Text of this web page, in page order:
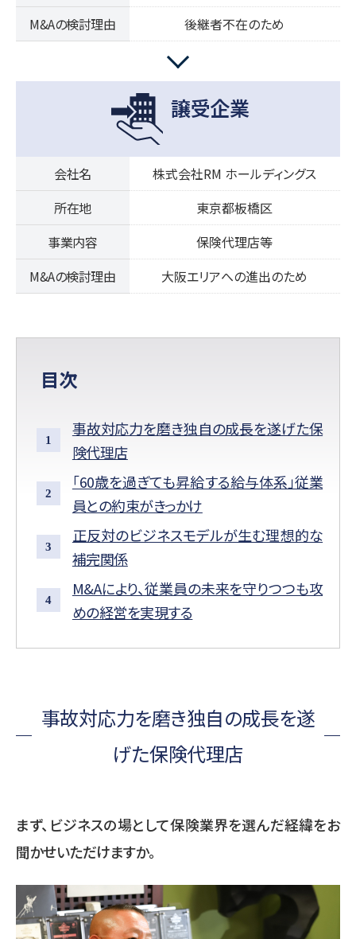
M&Aの検討理由
後継者不在のため
譲受企業
会社名
株式会社RM ホールディングス
所在地
東京都板橋区
事業内容
保険代理店等
M&Aの検討理由
大阪エリアへの進出のため
目次
事故対応力を磨き独自の成長を遂げた保
険代理店
「60歳を過ぎても昇給する給与体系」従業
員との約束がきっかけ
正反対のビジネスモデルが生む理想的な
補完関係
M&Aにより、従業員の未来を守りつつも攻
めの経営を実現する
事故対応力を磨き独自の成長を遂
げた保険代理店
まず、ビジネスの場として保険業界を選んだ経緯をお
聞かせいただけますか。